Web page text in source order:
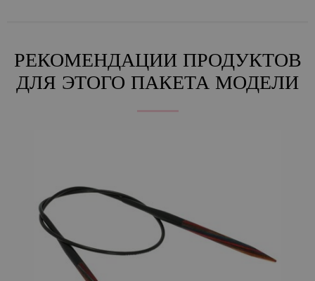
РЕКОМЕНДАЦИИ ПРОДУКТОВ
ДЛЯ ЭТОГО ПАКЕТА МОДЕЛИ